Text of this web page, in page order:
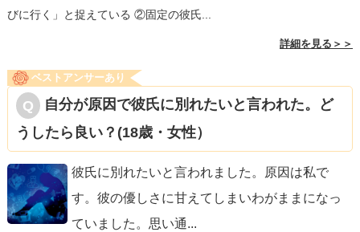
びに行く」と捉えている ②固定の彼氏...
詳細を見る＞＞
ベストアンサーあり
自分が原因で彼氏に別れたいと言われた。ど
うしたら良い？(18歳・女性）
彼氏に別れたいと言われました。原因は私で
す。彼の優しさに甘えてしまいわがままになっ
ていました。思い通...